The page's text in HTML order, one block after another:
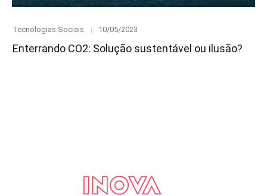
Category
Tecnologias Sociais
Posted
10/05/2023
Enterrando CO2: Solução sustentável ou ilusão?